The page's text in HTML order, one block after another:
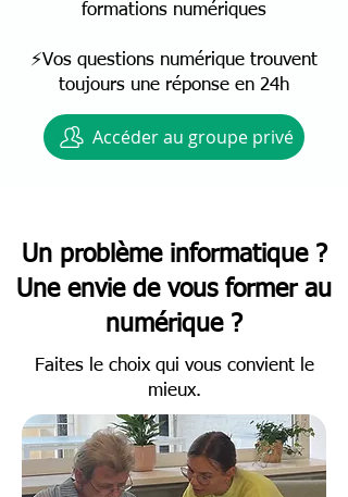
formations numériques
⚡Vos questions numérique trouvent
toujours une réponse en 24h
Accéder au groupe privé
Un problème informatique ?
Une envie de vous former au
numérique ?
Faites le choix qui vous convient le
mieux.